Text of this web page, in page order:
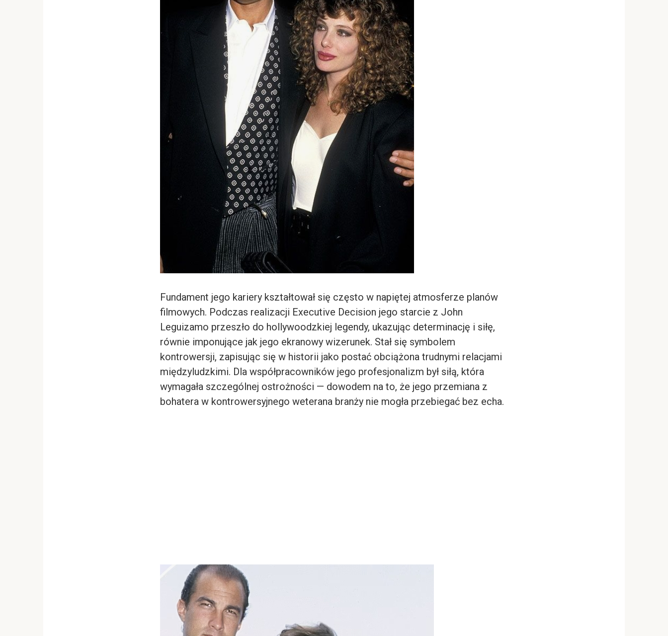
Fundament jego kariery kształtował się często w napiętej atmosferze planów
filmowych. Podczas realizacji Executive Decision jego starcie z John
Leguizamo przeszło do hollywoodzkiej legendy, ukazując determinację i siłę,
równie imponujące jak jego ekranowy wizerunek. Stał się symbolem
kontrowersji, zapisując się w historii jako postać obciążona trudnymi relacjami
międzyludzkimi. Dla współpracowników jego profesjonalizm był siłą, która
wymagała szczególnej ostrożności — dowodem na to, że jego przemiana z
bohatera w kontrowersyjnego weterana branży nie mogła przebiegać bez echa.